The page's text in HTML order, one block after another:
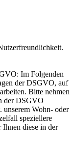
Im Folgenden
der DSGVO, auf
Bitte nehmen
der DSGVO
unserem Wohn- oder
speziellere
diese in der